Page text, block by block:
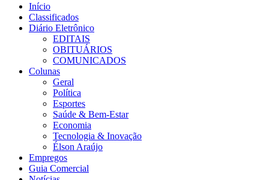
Início
Classificados
Diário Eletrônico
EDITAIS
OBITUÁRIOS
COMUNICADOS
Colunas
Geral
Política
Esportes
Saúde & Bem-Estar
Economia
Tecnologia & Inovação
Élson Araújo
Empregos
Guia Comercial